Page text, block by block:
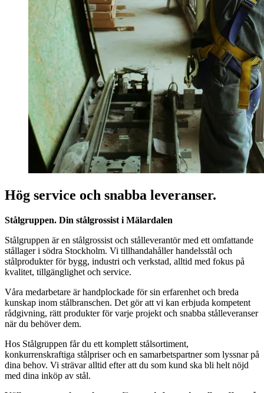
Hög service och snabba leveranser.
Stålgruppen. Din stålgrossist i Mälardalen
Stålgruppen är en stålgrossist och stålleverantör med ett omfattande
stållager i södra Stockholm. Vi tillhandahåller handelsstål och
stålprodukter för bygg, industri och verkstad, alltid med fokus på
kvalitet, tillgänglighet och service.
Våra medarbetare är handplockade för sin erfarenhet och breda
kunskap inom stålbranschen. Det gör att vi kan erbjuda kompetent
rådgivning, rätt produkter för varje projekt och snabba stålleveranser
när du behöver dem.
Hos Stålgruppen får du ett komplett stålsortiment,
konkurrenskraftiga stålpriser och en samarbetspartner som lyssnar på
dina behov. Vi strävar alltid efter att du som kund ska bli helt nöjd
med dina inköp av stål.